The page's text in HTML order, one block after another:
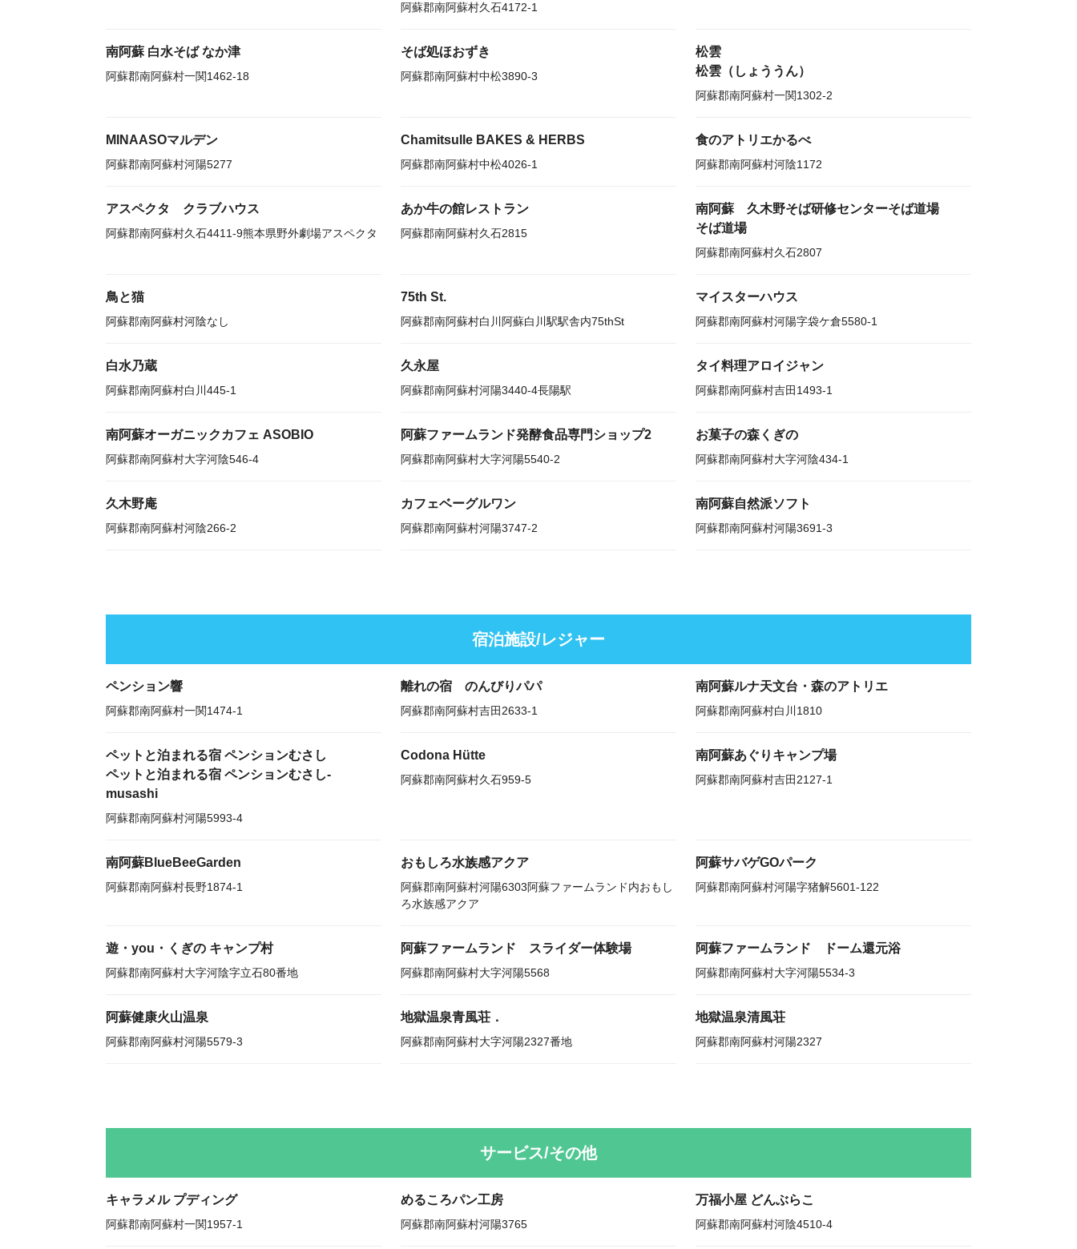
阿蘇郡南阿蘇村久石4172-1
南阿蘇 白水そば なか津
阿蘇郡南阿蘇村一関1462-18
そば処ほおずき
阿蘇郡南阿蘇村中松3890-3
松雲
松雲（しょううん）
阿蘇郡南阿蘇村一関1302-2
MINAASOマルデン
阿蘇郡南阿蘇村河陽5277
Chamitsulle BAKES & HERBS
阿蘇郡南阿蘇村中松4026-1
食のアトリエかるべ
阿蘇郡南阿蘇村河陰1172
アスペクタ クラブハウス
阿蘇郡南阿蘇村久石4411-9熊本県野外劇場アスペクタ
あか牛の館レストラン
阿蘇郡南阿蘇村久石2815
南阿蘇 久木野そば研修センターそば道場
そば道場
阿蘇郡南阿蘇村久石2807
鳥と猫
阿蘇郡南阿蘇村河陰なし
75th St.
阿蘇郡南阿蘇村白川阿蘇白川駅駅舎内75thSt
マイスターハウス
阿蘇郡南阿蘇村河陽字袋ケ倉5580-1
白水乃蔵
阿蘇郡南阿蘇村白川445-1
久永屋
阿蘇郡南阿蘇村河陽3440-4長陽駅
タイ料理アロイジャン
阿蘇郡南阿蘇村吉田1493-1
南阿蘇オーガニックカフェ ASOBIO
阿蘇郡南阿蘇村大字河陰546-4
阿蘇ファームランド発酵食品専門ショップ2
阿蘇郡南阿蘇村大字河陽5540-2
お菓子の森くぎの
阿蘇郡南阿蘇村大字河陰434-1
久木野庵
阿蘇郡南阿蘇村河陰266-2
カフェベーグルワン
阿蘇郡南阿蘇村河陽3747-2
南阿蘇自然派ソフト
阿蘇郡南阿蘇村河陽3691-3
宿泊施設/レジャー
ペンション響
阿蘇郡南阿蘇村一関1474-1
離れの宿 のんびりパパ
阿蘇郡南阿蘇村吉田2633-1
南阿蘇ルナ天文台・森のアトリエ
阿蘇郡南阿蘇村白川1810
ペットと泊まれる宿 ペンションむさし
ペットと泊まれる宿 ペンションむさし-
musashi
阿蘇郡南阿蘇村河陽5993-4
Codona Hütte
阿蘇郡南阿蘇村久石959-5
南阿蘇あぐりキャンプ場
阿蘇郡南阿蘇村吉田2127-1
南阿蘇BlueBeeGarden
阿蘇郡南阿蘇村長野1874-1
おもしろ水族感アクア
阿蘇郡南阿蘇村河陽6303阿蘇ファームランド内おもし
ろ水族感アクア
阿蘇サバゲGOパーク
阿蘇郡南阿蘇村河陽字猪解5601-122
遊・you・くぎの キャンプ村
阿蘇郡南阿蘇村大字河陰字立石80番地
阿蘇ファームランド スライダー体験場
阿蘇郡南阿蘇村大字河陽5568
阿蘇ファームランド ドーム還元浴
阿蘇郡南阿蘇村大字河陽5534-3
阿蘇健康火山温泉
阿蘇郡南阿蘇村河陽5579-3
地獄温泉青風荘．
阿蘇郡南阿蘇村大字河陽2327番地
地獄温泉清風荘
阿蘇郡南阿蘇村河陽2327
サービス/その他
キャラメル プディング
阿蘇郡南阿蘇村一関1957-1
めるころパン工房
阿蘇郡南阿蘇村河陽3765
万福小屋 どんぶらこ
阿蘇郡南阿蘇村河陰4510-4